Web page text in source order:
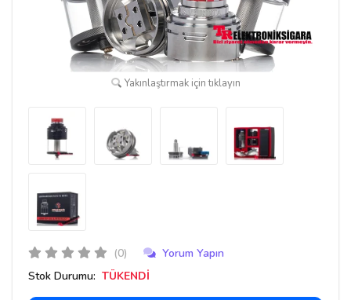
Yakınlaştırmak için tıklayın
(0)
Yorum Yapın
Stok Durumu: TÜKENDİ